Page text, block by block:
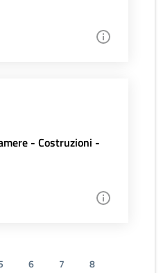
- Costruzioni -
6 7
8